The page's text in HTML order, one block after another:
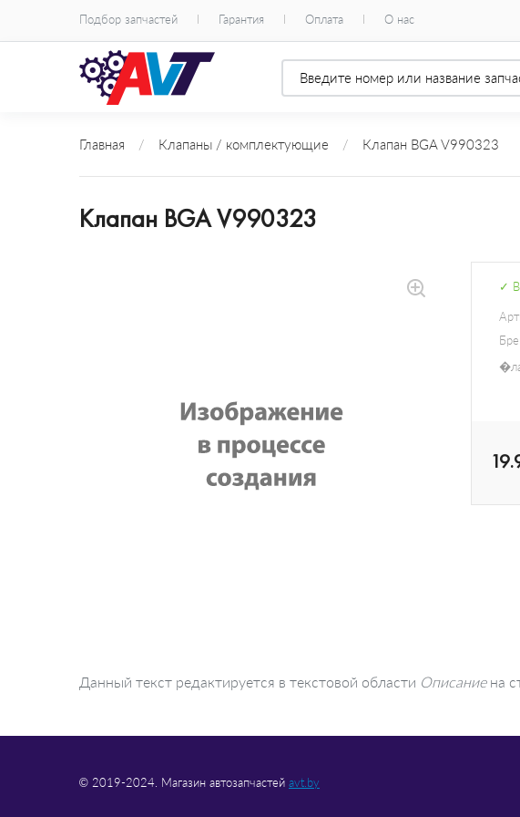
Подбор запчастей Гарантия Оплата О нас
Главная / Клапаны / комплектующие / Клапан BGA V990323
Клапан BGA V990323
✓ В
Данный текст редактируется в текстовой области Описаниена
© 2019-2024. Магазин автозапчастей avt.by